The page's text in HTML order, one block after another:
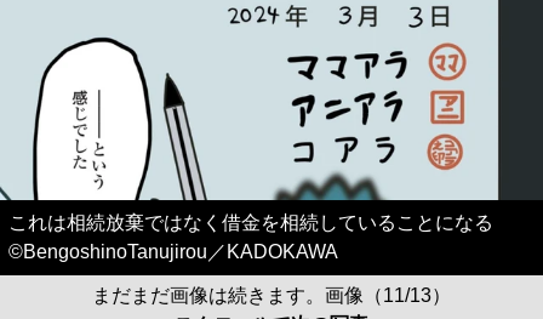
これは相続放棄ではなく借金を相続していることになる
©BengoshinoTanujirou／KADOKAWA
まだまだ画像は続きます。画像（11/13）